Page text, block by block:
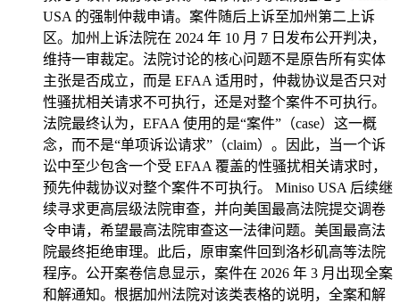
USA 的强制仲裁申请。案件随后上诉至加州第二上诉
区。加州上诉法院在 2024 年 10 月 7 日发布公开判决，
维持一审裁定。法院讨论的核心问题不是原告所有实体
主张是否成立，而是 EFAA 适用时，仲裁协议是否只对
性骚扰相关请求不可执行，还是对整个案件不可执行。
法院最终认为，EFAA 使用的是“案件”（case）这一概
念，而不是“单项诉讼请求”（claim）。因此，当一个诉
讼中至少包含一个受 EFAA 覆盖的性骚扰相关请求时，
预先仲裁协议对整个案件不可执行。 Miniso USA 后续继
续寻求更高层级法院审查，并向美国最高法院提交调卷
令申请，希望最高法院审查这一法律问题。美国最高法
院最终拒绝审理。此后，原审案件回到洛杉矶高等法院
程序。公开案卷信息显示，案件在 2026 年 3 月出现全案
和解通知。根据加州法院对该类表格的说明，全案和解